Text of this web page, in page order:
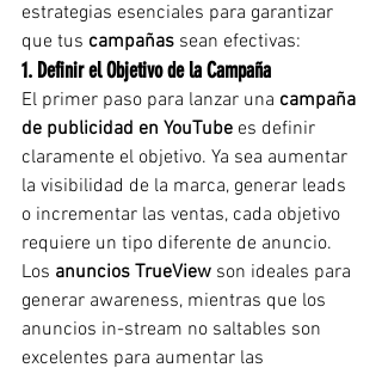
estrategias esenciales para garantizar
que tus campañas sean efectivas:
1. Definir el Objetivo de la Campaña
El primer paso para lanzar una campaña
de publicidad en YouTube es definir
claramente el objetivo. Ya sea aumentar
la visibilidad de la marca, generar leads
o incrementar las ventas, cada objetivo
requiere un tipo diferente de anuncio.
Los anuncios TrueView son ideales para
generar awareness, mientras que los
anuncios in-stream no saltables son
excelentes para aumentar las